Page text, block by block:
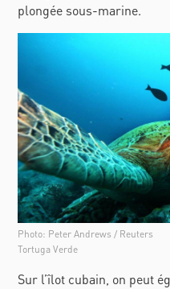
plongée sous-marine.
Photo: Peter Andrews / Reuters
Tortuga Verde
Sur l’îlot cubain, on peut